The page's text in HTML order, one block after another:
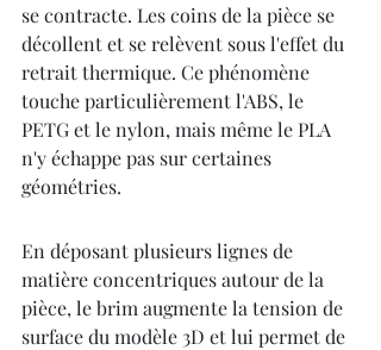
se contracte. Les coins de la pièce se
décollent et se relèvent sous l'effet du
retrait thermique. Ce phénomène
touche particulièrement l'ABS, le
PETG et le nylon, mais même le PLA
n'y échappe pas sur certaines
géométries.
En déposant plusieurs lignes de
matière concentriques autour de la
pièce, le brim augmente la tension de
surface du modèle 3D et lui permet de